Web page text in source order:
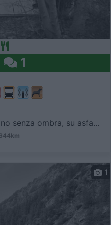
1
senza ombra, su asfa...
1